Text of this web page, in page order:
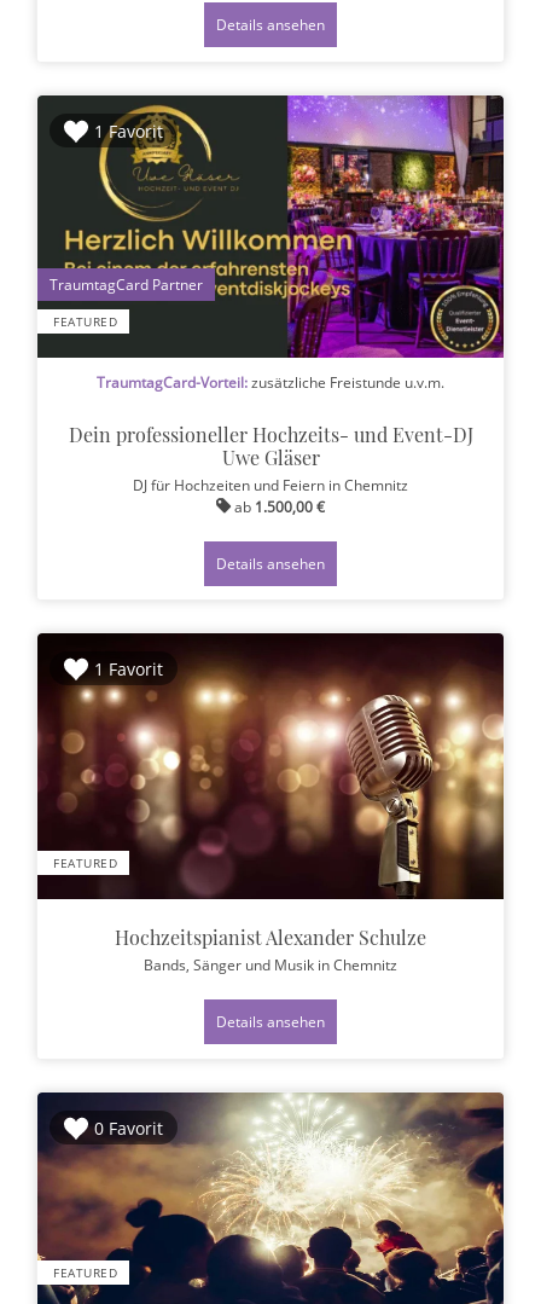
Details ansehen
1 Favorit
FEATURED
1
TraumtagCard-Vorteil:zusätzliche Freistunde u.v.m.
Dein professioneller Hochzeits- und Event-DJ
Uwe Gläser
DJ für Hochzeiten und Feiern in Chemnitz
ab 1.500,00 €
Details ansehen
1 Favorit
FEATURED
Hochzeitspianist Alexander Schulze
Bands, Sänger und Musik in Chemnitz
Details ansehen
0 Favorit
FEATURED